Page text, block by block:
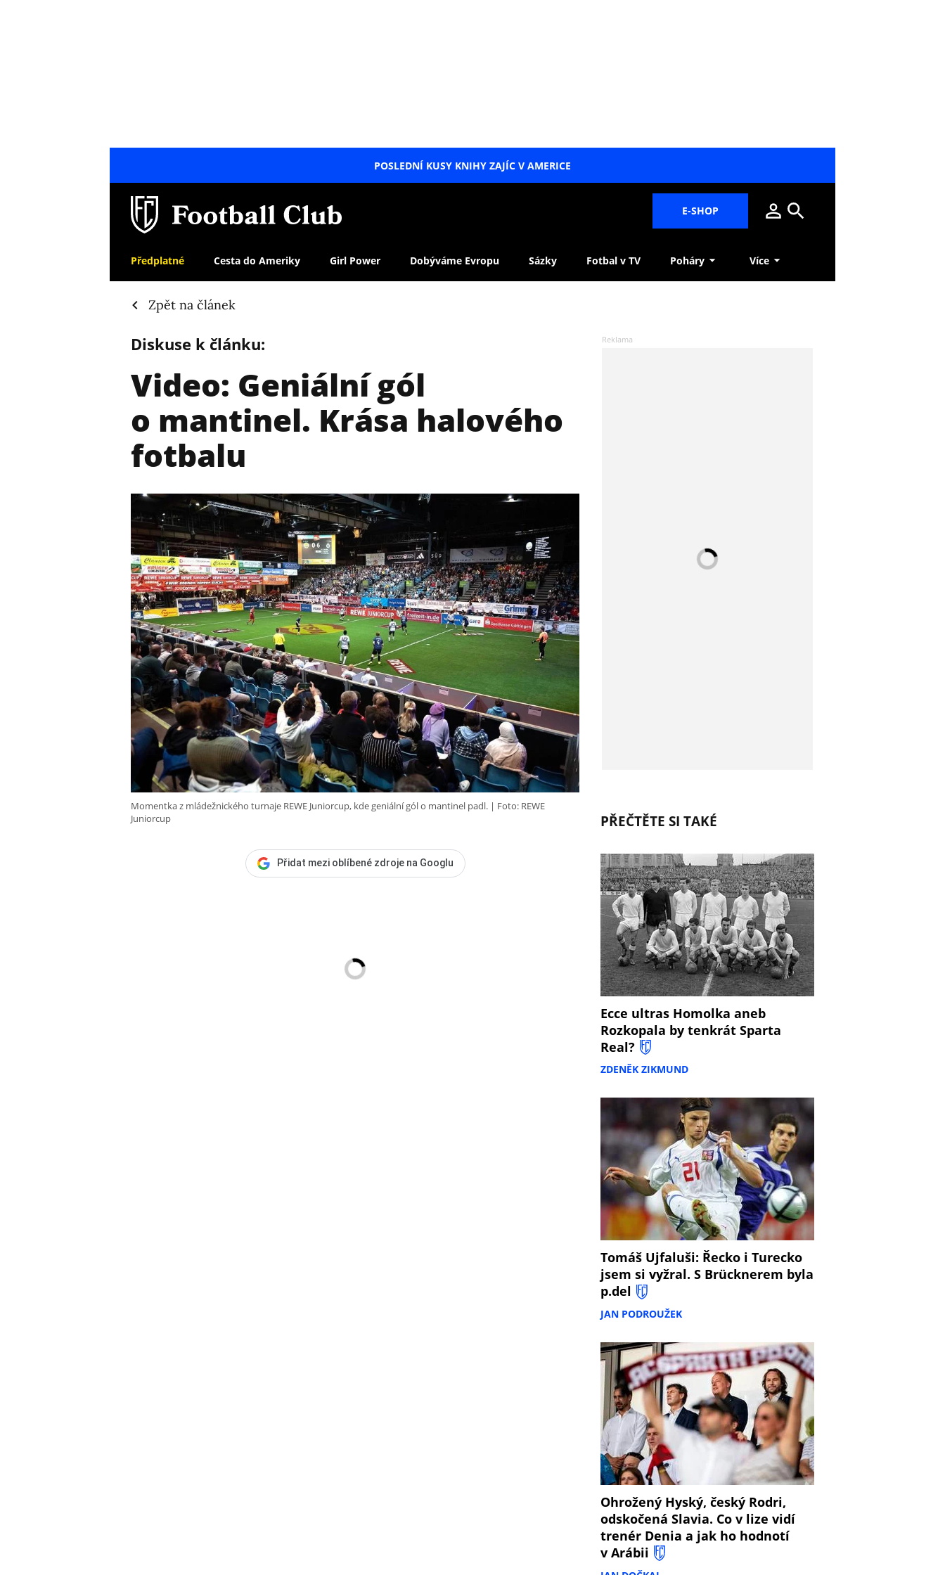
POSLEDNÍ KUSY KNIHY ZAJÍC V AMERICE
E-SHOP
Předplatné Cesta do Ameriky Girl Power Dobýváme Evropu Sázky Fotbal v TV Poháry Více
Zpět na článek
Diskuse k článku:
Video: Geniální gól
o mantinel. Krása halového
fotbalu
Momentka z mládežnického turnaje REWE Juniorcup, kde geniální gól o mantinel padl.
Foto: REWE
Juniorcup
Přidat mezi oblíbené zdroje na Googlu
PŘEČTĚTE SI TAKÉ
Ecce ultras Homolka aneb
Rozkopala by tenkrát Sparta
Real?
ZDENĚK ZIKMUND
Tomáš Ujfaluši: Řecko i Turecko
jsem si vyžral. S Brücknerem byla
p.del
JAN PODROUŽEK
Ohrožený Hyský, český Rodri,
odskočená Slavia. Co v lize vidí
trenér Denia a jak ho hodnotí
v Arábii
8